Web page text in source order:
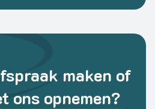
maken of
ons opnemen?